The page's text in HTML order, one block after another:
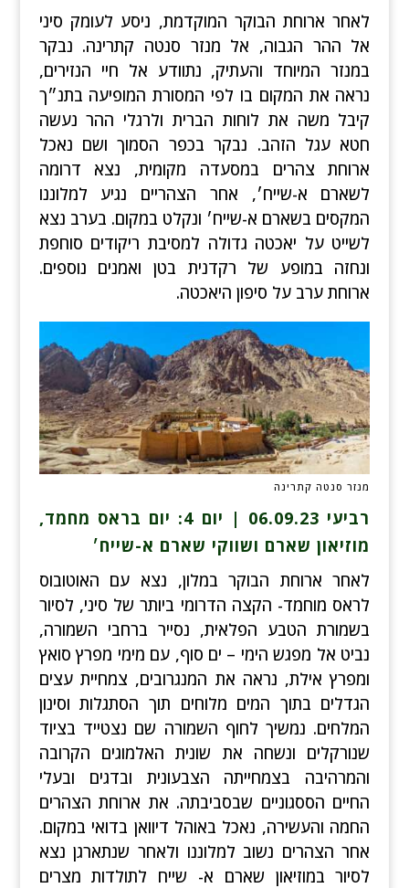
לאחר ארוחת הבוקר המוקדמת, ניסע לעומק סיני
אל ההר הגבוה, אל מנזר סנטה קתרינה. נבקר
במנזר המיוחד והעתיק, נתוודע אל חיי הנזירים,
נראה את המקום בו לפי המסורת המופיעה בתנ״ך
קיבל משה את לוחות הברית ולרגלי ההר נעשה
חטא עגל הזהב. נבקר בכפר הסמוך ושם נאכל
ארוחת צהרים במסעדה מקומית, נצא דרומה
לשארם א-שייח׳, אחר הצהריים נגיע למלוננו
המקסים בשארם א-שייח׳ ונקלט במקום. בערב נצא
לשייט על יאכטה גדולה למסיבת ריקודים סוחפת
ונחזה במופע של רקדנית בטן ואמנים נוספים.
ארוחת ערב על סיפון היאכטה.
מנזר סנטה קתרינה
רביעי 06.09.23 | יום 4: יום בראס מחמד,
מוזיאון שארם ושווקי שארם א-שייח׳
לאחר ארוחת הבוקר במלון, נצא עם האוטובוס
לראס מוחמד- הקצה הדרומי ביותר של סיני, לסיור
בשמורת הטבע הפלאית, נסייר ברחבי השמורה,
נביט אל מפגש הימי – ים סוף, עם מימי מפרץ סואץ
ומפרץ אילת, נראה את המנגרובים, צמחיית עצים
הגדלים בתוך המים מלוחים תוך הסתגלות וסינון
המלחים. נמשיך לחוף השמורה שם נצטייד בציוד
שנורקלים ונשחה את שונית האלמוגים הקרובה
והמרהיבה בצמחייתה הצבעונית ובדגים ובעלי
החיים הססגוניים שבסביבתה. את ארוחת הצהרים
החמה והעשירה, נאכל באוהל דיוואן בדואי במקום.
אחר הצהרים נשוב למלוננו ולאחר שנתארגן נצא
לסיור במוזיאון שארם א- שייח לתולדות מצרים